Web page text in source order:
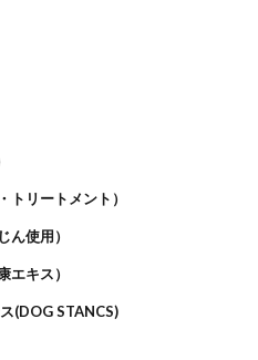
トリートメント）
ん使用）
エキス）
(DOG STANCS)